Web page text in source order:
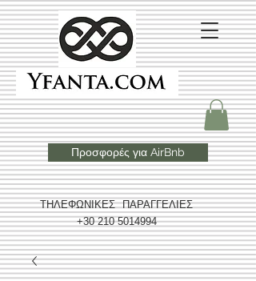
ΤΗΛΕΦΩΝΙΚΕΣ ΠΑΡΑΓΓΕΛΙΕΣ
+30 210 5014994
Προσφορές για AirBnb